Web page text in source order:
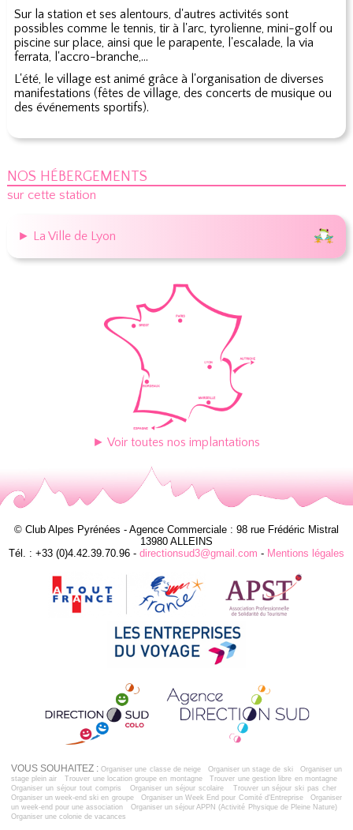
Sur la station et ses alentours, d'autres activités sont
possibles comme le tennis, tir à l'arc, tyrolienne, mini-golf ou
piscine sur place, ainsi que le parapente, l'escalade, la via
ferrata, l'accro-branche,…
L'été, le village est animé grâce à l'organisation de diverses
manifestations (fêtes de village, des concerts de musique ou
des événements sportifs).
NOS HÉBERGEMENTS
sur cette station
► La Ville de Lyon
► Voir toutes nos implantations
© Club Alpes Pyrénées - Agence Commerciale : 98 rue Frédéric Mistral
13980 ALLEINS
Tél. : +33 (0)4.42.39.70.96 - directionsud3@gmail.com - Mentions légales
VOUS SOUHAITEZ :Organiser une classe de neige Organiser un stage de ski
Organiser un
stage plein air
Trouver une location groupe en montagne
Trouver une gestion libre en montagne
Organiser un séjour tout compris
Organiser un séjour scolaire
Trouver un séjour ski pas cher
Organiser un week-end ski en groupe
Organiser un Week End pour Comité d'Entreprise
Organiser
un week-end pour une association
Organiser un séjour APPN (Activité Physique de Pleine Nature)
Organiser une colonie de vacances